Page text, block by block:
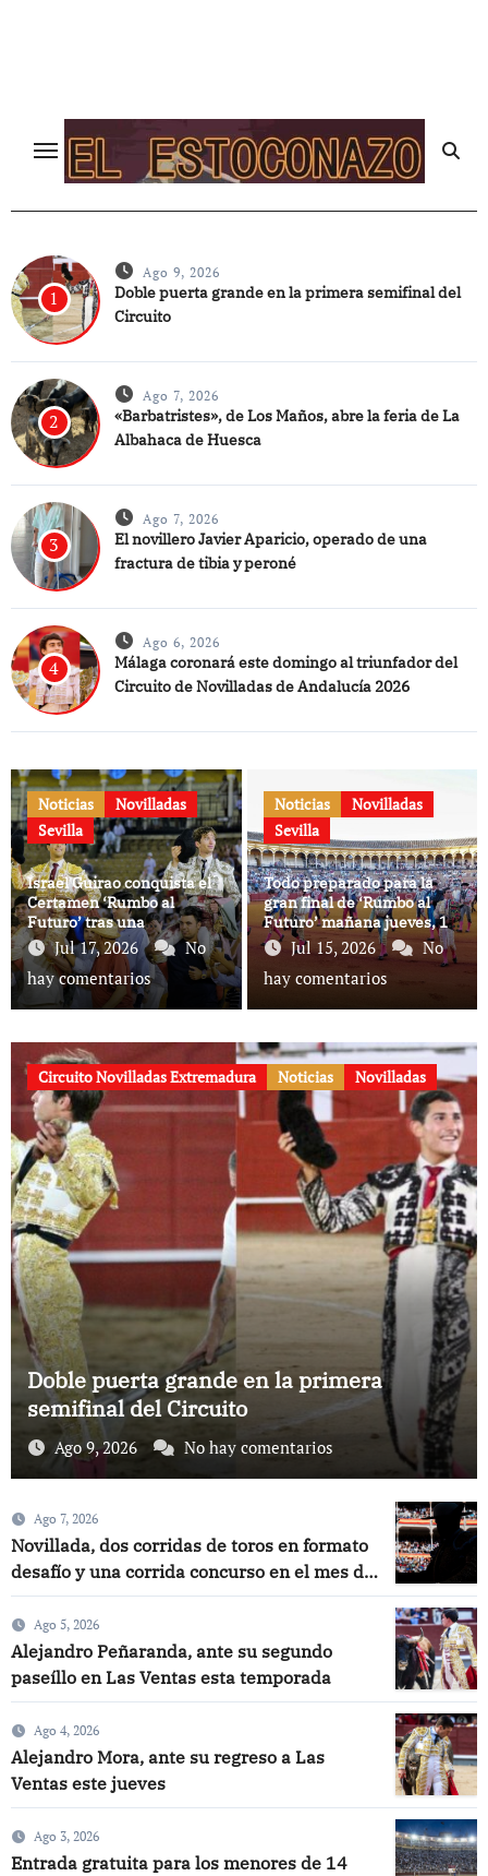
1
Ago 9, 2026
Doble puerta grande en la primera semifinal del
Circuito
2
Ago 7, 2026
«Barbatristes», de Los Maños, abre la feria de La
Albahaca de Huesca
3
Ago 7, 2026
El novillero Javier Aparicio, operado de una
fractura de tibia y peroné
4
Ago 6, 2026
Málaga coronará este domingo al triunfador del
Circuito de Novilladas de Andalucía 2026
Noticias
Novilladas
Sevilla
Israel Guirao conquista el
Certamen ‘Rumbo al
Futuro’ tras una
interesante final en la
Maestranza
Jul 17, 2026
No
hay comentarios
Noticias
Novilladas
Sevilla
Todo preparado para la
gran final de ‘Rumbo al
Futuro’ mañana jueves, 16
de julio, en la Maestranza
Jul 15, 2026
No
hay comentarios
Circuito Novilladas Extremadura Noticias Novilladas
Doble puerta grande en la primera
semifinal del Circuito
Ago 9, 2026 No hay comentarios
Ago 7, 2026
Novillada, dos corridas de toros en formato
desafío y una corrida concurso en el mes de
septiembre
Ago 5, 2026
Alejandro Peñaranda, ante su segundo
paseíllo en Las Ventas esta temporada
Ago 4, 2026
Alejandro Mora, ante su regreso a Las
Ventas este jueves
Ago 3, 2026
Entrada gratuita para los menores de 14